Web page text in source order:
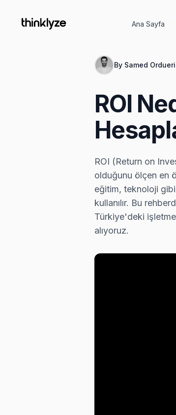
Ana Sayfa
By Samed Ordueri
ROI
ROI (Return on
olduğunu ölçen en
eğitim, teknoloji gibi
kullanılır. Bu
Türkiye'deki
alıyoruz.